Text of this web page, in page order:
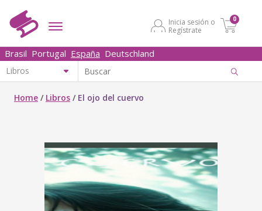
Inicia sesión o
Regístrate
0
Brasil Portugal España Deutschland
Home / Libros / El ojo del cuervo